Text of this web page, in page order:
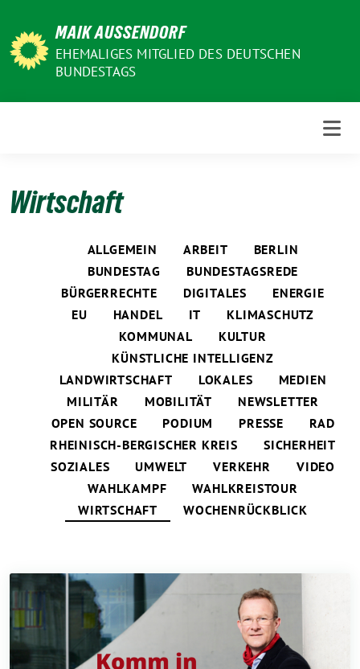
zum
Inhalt
MAIK AUSSENDORF
EHEMALIGES MITGLIED DES DEUTSCHEN
BUNDESTAGS
Wirtschaft
ALLGEMEIN ARBEIT
BERLIN
BUNDESTAG
BUNDESTAGSREDE
BÜRGERRECHTE
DIGITALES
ENERGIE
EU
HANDEL IT
KLIMASCHUTZ
KOMMUNAL
KULTUR
KÜNSTLICHE INTELLIGENZ
LANDWIRTSCHAFT
LOKALES
MEDIEN
MILITÄR
MOBILITÄT
NEWSLETTER
OPEN SOURCE
PODIUM PRESSE
RAD
RHEINISCH-BERGISCHER KREIS
SICHERHEIT
SOZIALES
UMWELT VERKEHR
VIDEO
WAHLKAMPF
WAHLKREISTOUR
WIRTSCHAFT
WOCHENRÜCKBLICK